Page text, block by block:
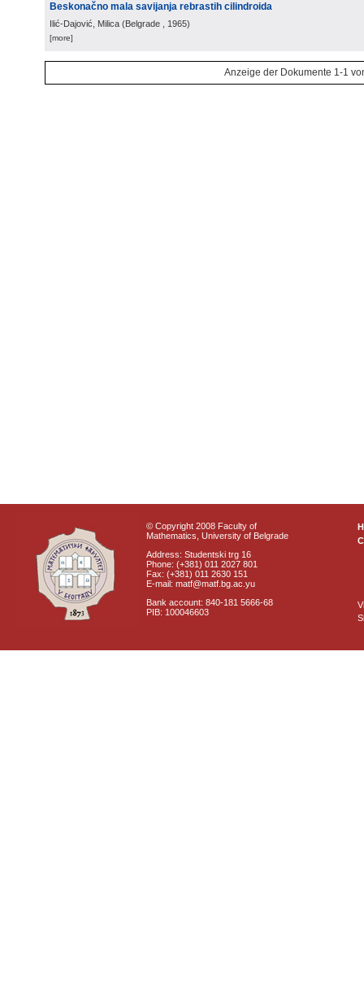
Beskonačno mala savijanja rebrastih cilindroida
Ilić-Dajović, Milica (Belgrade , 1965)
[more]
Anzeige der Dokumente 1-1
© Copyright 2008 Faculty of
Mathematics, University of Belgrade
Address: Studentski trg 16
Phone: (+381) 011 2027 801
Fax: (+381) 011 2630 151
E-mail: matf@matf.bg.ac.yu
Bank account: 840-181 5666-68
PIB: 100046603